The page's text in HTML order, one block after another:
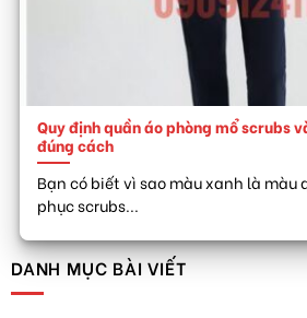
Quy định quần áo phòng mổ scrubs
đúng cách
Bạn có biết vì sao màu xanh là màu
phục scrubs...
DANH MỤC BÀI VIẾT